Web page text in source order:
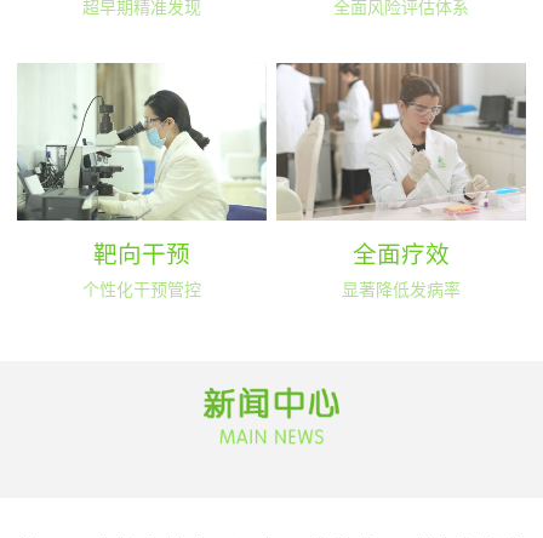
超早期精准发现 全面风险评估体系
靶向干预
个性化干预管控
全面疗效
显著降低发病率